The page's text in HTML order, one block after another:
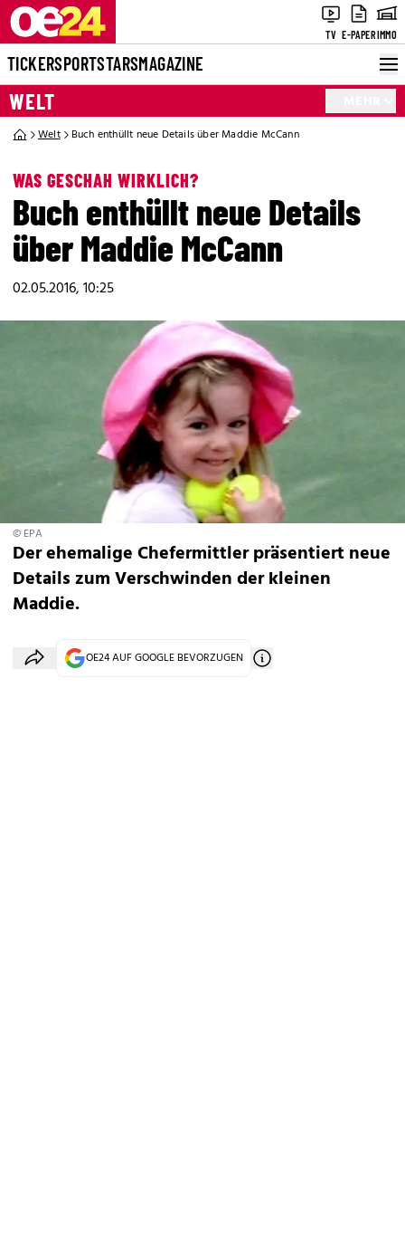
TV E-PAPERIMMO
TICKERSPORTSTARSMAGAZINE
WELT
Welt Buch enthüllt neue Details über Maddie McCann
WAS GESCHAH WIRKLICH?
Buch enthüllt neue Details
über Maddie McCann
02.05.2016, 10:25
© EPA
Der ehemalige Chefermittler präsentiert neue
Details zum Verschwinden der kleinen
Maddie.
OE24 AUF GOOGLE BEVORZUGEN